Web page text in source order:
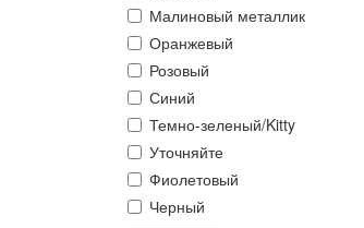
Малиновый металлик
Оранжевый
Розовый
Синий
Темно-зеленый/Kitty
Уточняйте
Фиолетовый
Черный